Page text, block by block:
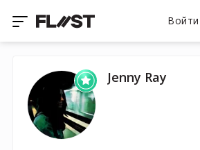
Войти
Jenny Ray